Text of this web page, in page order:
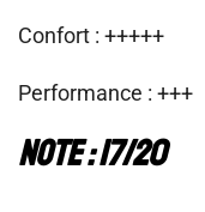
Confort : +++++
Performance : +++
Note : 17/20